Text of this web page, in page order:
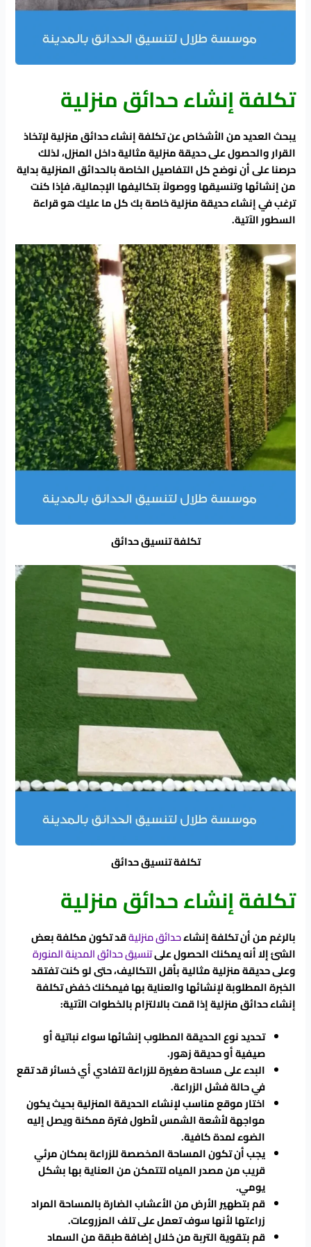
تكلفة إنشاء حدائق منزلية
يبحث العديد من الأشخاص عن تكلفة إنشاء حدائق منزلية لإتخاذ
القرار والحصول على حديقة منزلية مثالية داخل المنزل، لذلك
حرصنا على أن نوضح كل التفاصيل الخاصة بالحدائق المنزلية بداية
من إنشائها وتنسيقها ووصولاً بتكاليفها الإجمالية، فإذا كنت
ترغب في إنشاء حديقة منزلية خاصة بك كل ما عليك هو قراءة
السطور الآتية.
تكلفة تنسيق حدائق
تكلفة تنسيق حدائق
تكلفة إنشاء حدائق منزلية
بالرغم من أن تكلفة إنشاءحدائق منزليةقد تكون مكلفة بعض
الشئ إلا أنه يمكنك الحصول علىتنسيق حدائق المدينة المنورة
وعلى حديقة منزلية مثالية بأقل التكاليف، حتى لو كنت تفتقد
الخبرة المطلوبة لإنشائها والعناية بها فيمكنك خفض تكلفة
إنشاء حدائق منزلية إذا قمت بالالتزام بالخطوات الآتية:
تحديد نوع الحديقة المطلوب إنشائها سواء نباتية أو
صيفية أو حديقة زهور.
البدء على مساحة صغيرة للزراعة لتفادي أي خسائر قد تقع
في حالة فشل الزراعة.
اختار موقع مناسب لإنشاء الحديقة المنزلية بحيث يكون
مواجهة لأشعة الشمس لأطول فترة ممكنة ويصل إليه
الضوء لمدة كافية.
يجب أن تكون المساحة المخصصة للزراعة بمكان مرئي
قريب من مصدر المياه لتتمكن من العناية بها بشكل
يومي.
قم بتطهير الأرض من الأعشاب الضارة بالمساحة المراد
زراعتها لأنها سوف تعمل على تلف المزروعات.
قم بتقوية التربة من خلال إضافة طبقة من السماد